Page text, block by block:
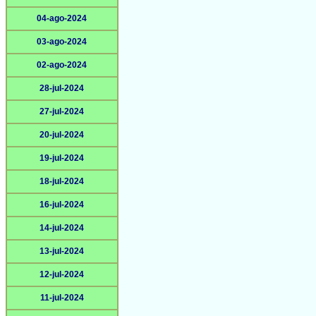
04-ago-2024
03-ago-2024
02-ago-2024
28-jul-2024
27-jul-2024
20-jul-2024
19-jul-2024
18-jul-2024
16-jul-2024
14-jul-2024
13-jul-2024
12-jul-2024
11-jul-2024